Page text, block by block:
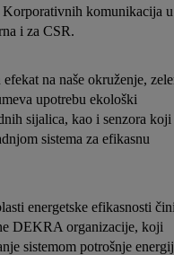
komunikacija u
i za CSR.
na naše okruženje,
upotrebu ekološki
sijalica, kao i senzora koji
sistema za efikasnu
energetske efikasnosti
DEKRA organizacije, koji
sistemom potrošnje